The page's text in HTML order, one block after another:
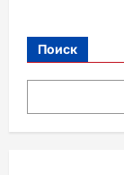
Поиск